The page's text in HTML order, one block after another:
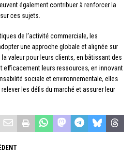
également contribuer à renforcer la
ces sujets.
de l’activité commerciale, les
une approche globale et alignée sur
valeur pour leurs clients, en bâtissant des
efficacement leurs ressources, en innovant
sociale et environnementale, elles
les défis du marché et assurer leur